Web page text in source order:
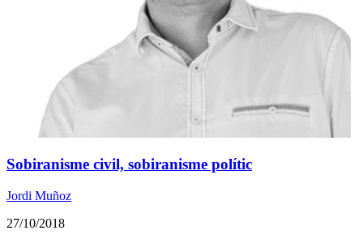
Sobiranisme civil, sobiranisme polític
Jordi Muñoz
27/10/2018